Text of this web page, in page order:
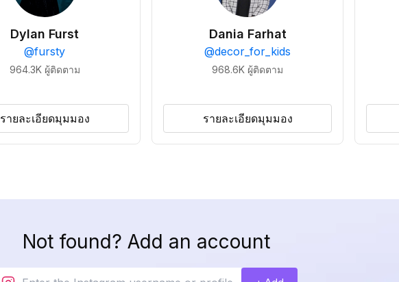
Dylan Furst
@fursty
964.3K ผู้ติดตาม
รายละเอียดมุมมอง
Dania Farhat
@decor_for_kids
968.6K ผู้ติดตาม
รายละเอียดมุมมอง
Not found? Add an account